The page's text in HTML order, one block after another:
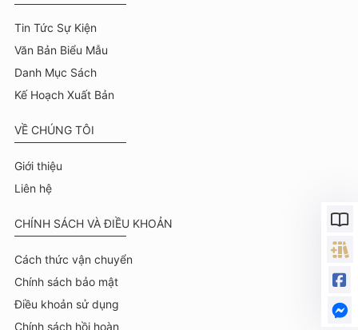
Tin Tức Sự Kiện
Văn Bản Biểu Mẫu
Danh Mục Sách
Kế Hoạch Xuất Bản
VỀ CHÚNG TÔI
Giới thiệu
Liên hệ
CHÍNH SÁCH VÀ ĐIỀU KHOẢN
Cách thức vận chuyển
Chính sách bảo mật
Điều khoản sử dụng
Chính sách hồi hoàn